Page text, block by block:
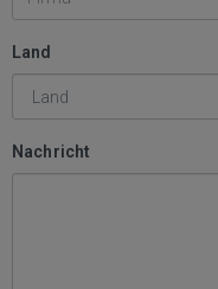
Land
Nachricht